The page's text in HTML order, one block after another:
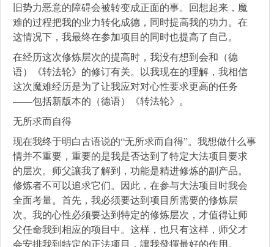
旧势力恶意的障碍会被转变成正面的事。回想起来，魔
难的过程把我的业力转化成德，同时提高我的功力。在
这情况下，我最终在参加项目的同时也提高了自己。
在经历这次修炼层次的提高时，我没有想到会和（德
语）《转法轮》的修订有关。以我现在的理解，我相信
这次魔难经历是为了让我应对对心性要求更高的任务
——包括新版本的（德语）《转法轮》。
无所求而自得
现在我终于明白古语说的“无所求而自得”。我想做什么事
情并不重要，重要的是我是否达到了特定大法项目要求
的层次。师父讓我了解到，功能是精进修炼的副产品。
修炼者不可以追求它们。因此，在参与大法项目时我会
全面考量。首先，我必须要达到项目所需要的修炼层
次。我的心性必须要达到特定的修炼层次，才值得让师
父任命我到相应的项目中。这样，也只有这样，师父才
会安排我到特定的正法项目，讓我發揮最好的作用。